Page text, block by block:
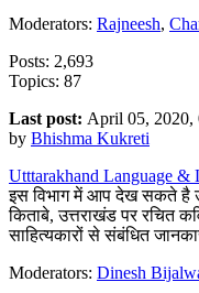
Moderators: Rajneesh,
Posts: 2,693
Topics: 87
Last post: April 05, 2020,
by Bhishma Kukreti
Utttarakhand Language &
इस विभाग में आप देख सकते है
किताबे, उत्तराखंड पर रचित
साहित्यकारों से संबंधित
Moderators: Dinesh